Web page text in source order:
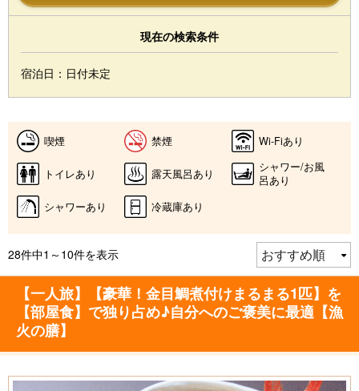
現在の検索条件
宿泊日：日付未定
喫煙 禁煙 Wi-Fiあり
トイレあり 露天風呂あり
シャワー/お風
呂あり
シャワーあり
冷蔵庫あり
28件中1～10件を表示
【一人旅】【豪華！金目鯛煮付けまるまる1匹】を
【部屋食】で独り占め♪自分へのご褒美に最適【漁
火の膳】